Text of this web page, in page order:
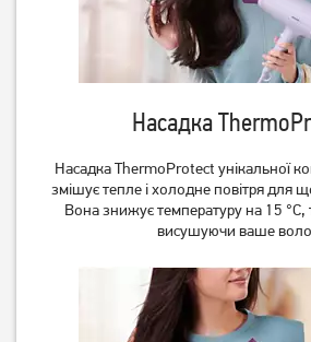
Фен Philips DryCare
BHD274/00 ACmotor
Фен
749грн
Насадка
Насадка ThermoProtect унікальної
змішує тепле і холодне повітря для
Вона знижує температуру на 15
висушуючи ваше